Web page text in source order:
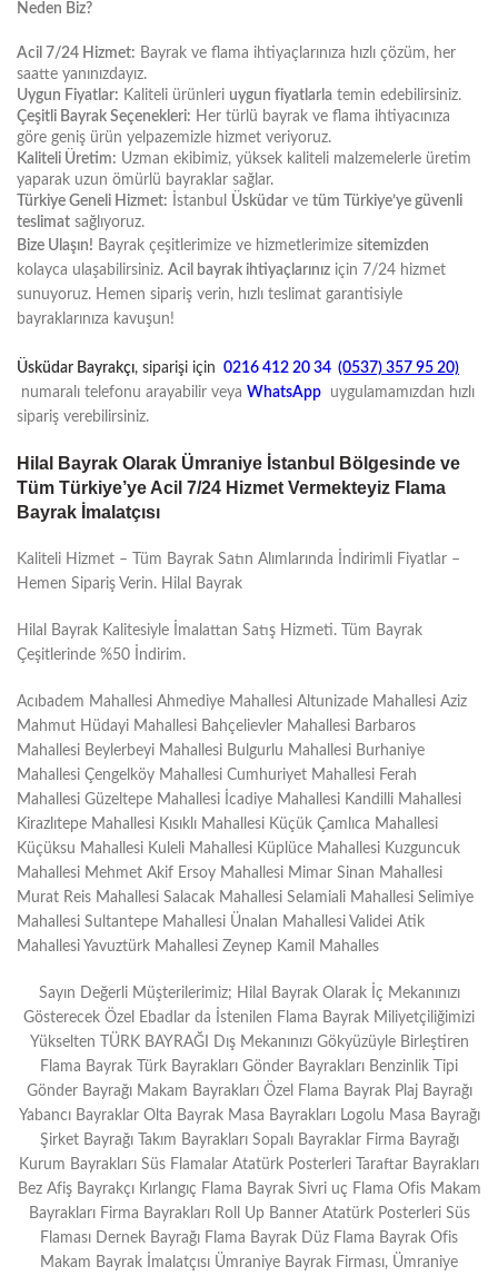
Neden Biz?
Acil 7/24 Hizmet: Bayrak ve flama ihtiyaçlarınıza hızlı çözüm, her
saatte yanınızdayız.
Uygun Fiyatlar: Kaliteli ürünleri uygun fiyatlarla temin edebilirsiniz.
Çeşitli Bayrak Seçenekleri: Her türlü bayrak ve flama ihtiyacınıza
göre geniş ürün yelpazemizle hizmet veriyoruz.
Kaliteli Üretim: Uzman ekibimiz, yüksek kaliteli malzemelerle üretim
yaparak uzun ömürlü bayraklar sağlar.
Türkiye Geneli Hizmet: İstanbul Üsküdar ve tüm Türkiye’ye güvenli
teslimat sağlıyoruz.
Bize Ulaşın! Bayrak çeşitlerimize ve hizmetlerimize sitemizden
kolayca ulaşabilirsiniz. Acil bayrak ihtiyaçlarınız için 7/24 hizmet
sunuyoruz. Hemen sipariş verin, hızlı teslimat garantisiyle
bayraklarınıza kavuşun!
Üsküdar Bayrakçı, siparişi için 0216 412 20 34 (0537) 357 95 20)
numaralı telefonu arayabilir veya WhatsApp uygulamamızdan hızlı
sipariş verebilirsiniz.
Hilal Bayrak Olarak Ümraniye İstanbul Bölgesinde ve
Tüm Türkiye’ye Acil 7/24 Hizmet Vermekteyiz Flama
Bayrak İmalatçısı
Kaliteli Hizmet – Tüm Bayrak Satın Alımlarında İndirimli Fiyatlar –
Hemen Sipariş Verin. Hilal Bayrak
Hilal Bayrak Kalitesiyle İmalattan Satış Hizmeti. Tüm Bayrak
Çeşitlerinde %50 İndirim.
Acıbadem Mahallesi Ahmediye Mahallesi Altunizade Mahallesi Aziz
Mahmut Hüdayi Mahallesi Bahçelievler Mahallesi Barbaros
Mahallesi Beylerbeyi Mahallesi Bulgurlu Mahallesi Burhaniye
Mahallesi Çengelköy Mahallesi Cumhuriyet Mahallesi Ferah
Mahallesi Güzeltepe Mahallesi İcadiye Mahallesi Kandilli Mahallesi
Kirazlıtepe Mahallesi Kısıklı Mahallesi Küçük Çamlıca Mahallesi
Küçüksu Mahallesi Kuleli Mahallesi Küplüce Mahallesi Kuzguncuk
Mahallesi Mehmet Akif Ersoy Mahallesi Mimar Sinan Mahallesi
Murat Reis Mahallesi Salacak Mahallesi Selamiali Mahallesi Selimiye
Mahallesi Sultantepe Mahallesi Ünalan Mahallesi Validei Atik
Mahallesi Yavuztürk Mahallesi Zeynep Kamil Mahalles
Sayın Değerli Müşterilerimiz; Hilal Bayrak Olarak İç Mekanınızı
Gösterecek Özel Ebadlar da İstenilen Flama Bayrak Miliyetçiliğimizi
Yükselten TÜRK BAYRAĞI Dış Mekanınızı Gökyüzüyle Birleştiren
Flama Bayrak Türk Bayrakları Gönder Bayrakları Benzinlik Tipi
Gönder Bayrağı Makam Bayrakları Özel Flama Bayrak Plaj Bayrağı
Yabancı Bayraklar Olta Bayrak Masa Bayrakları Logolu Masa Bayrağı
Şirket Bayrağı Takım Bayrakları Sopalı Bayraklar Firma Bayrağı
Kurum Bayrakları Süs Flamalar Atatürk Posterleri Taraftar Bayrakları
Bez Afiş Bayrakçı Kırlangıç Flama Bayrak Sivri uç Flama Ofis Makam
Bayrakları Firma Bayrakları Roll Up Banner Atatürk Posterleri Süs
Flaması Dernek Bayrağı Flama Bayrak Düz Flama Bayrak Ofis
Makam Bayrak İmalatçısı Ümraniye Bayrak Firması, Ümraniye